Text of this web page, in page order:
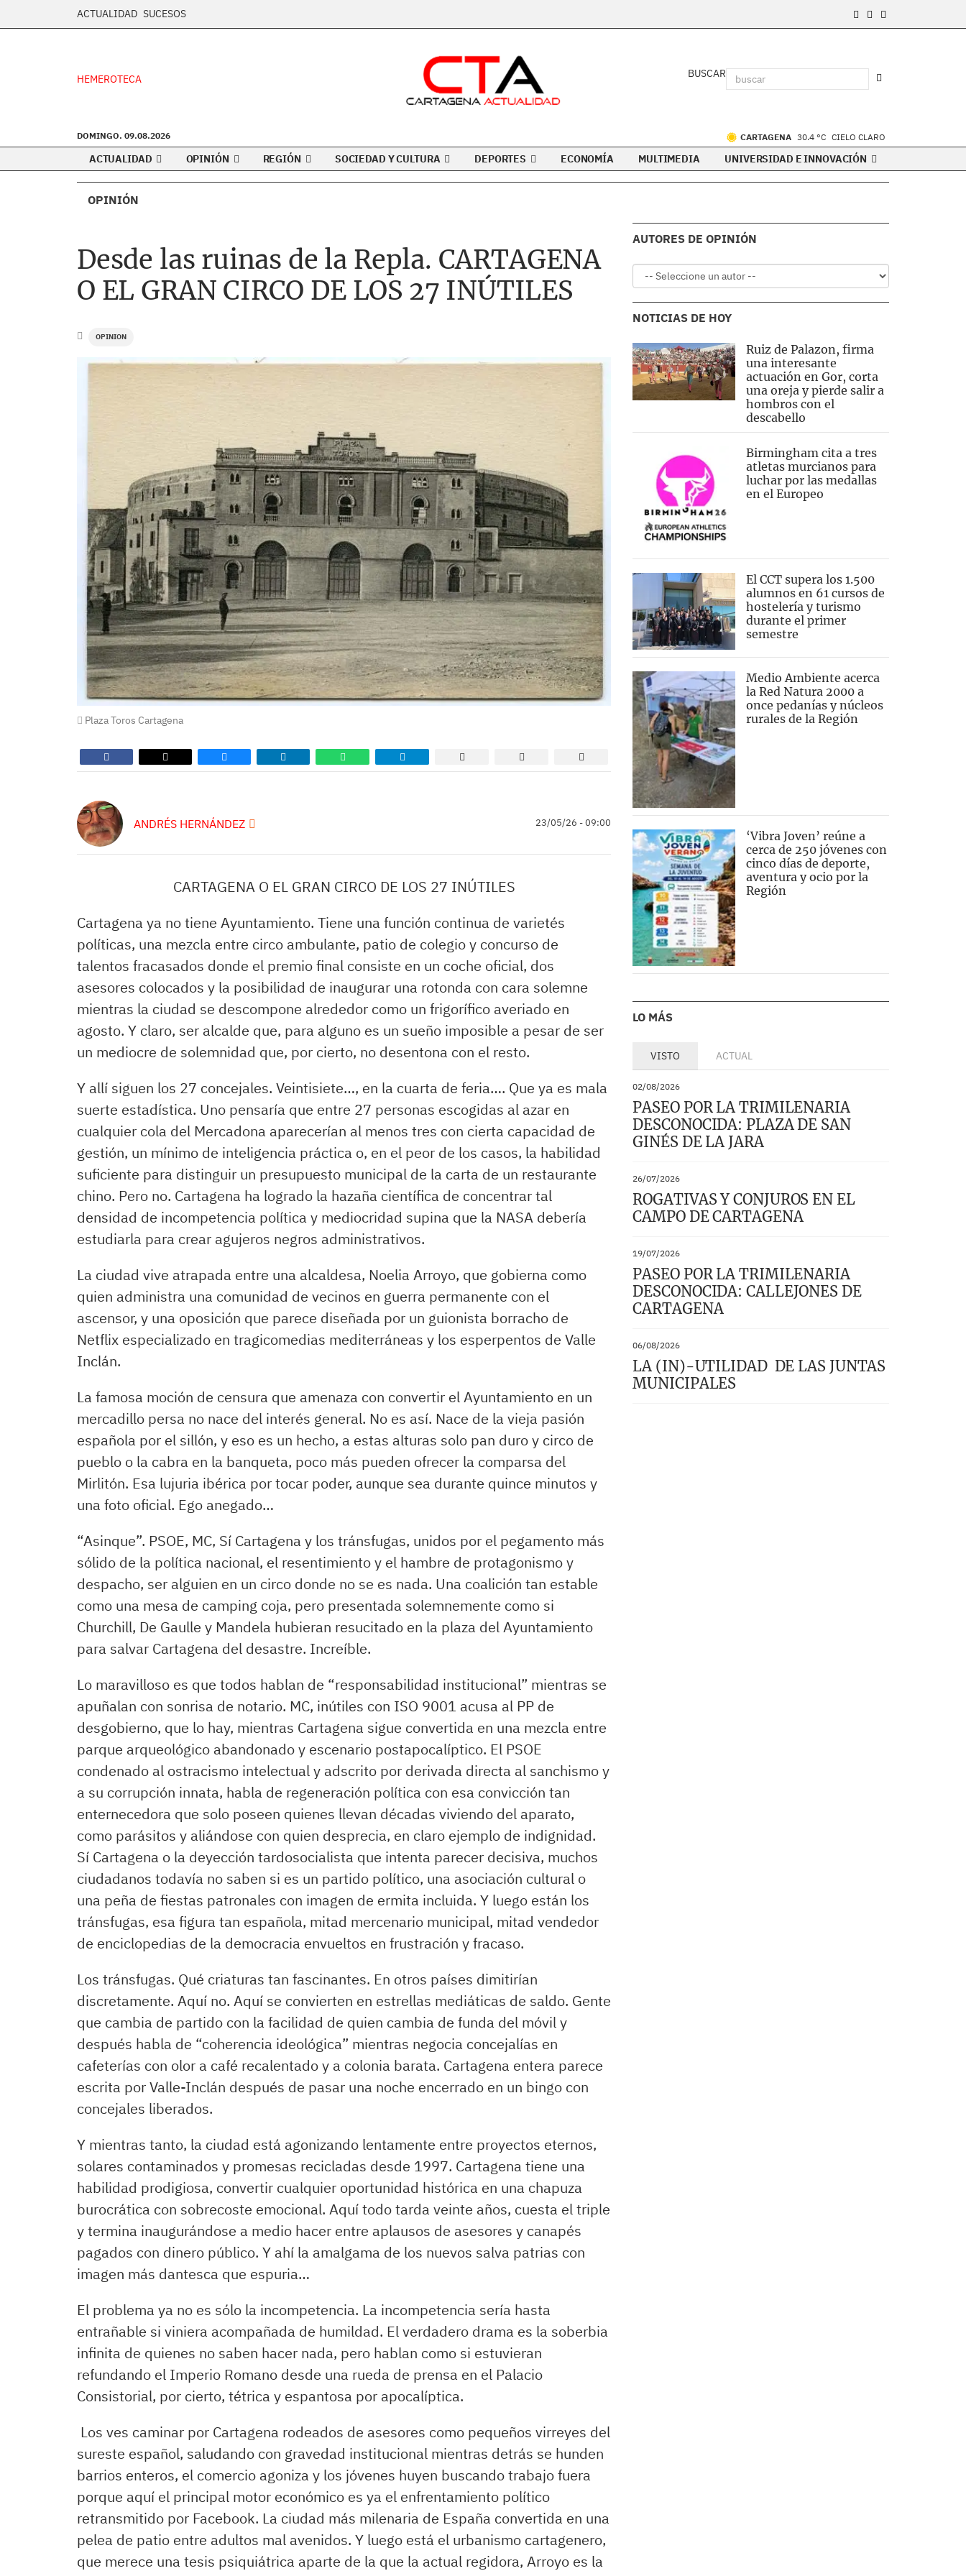
ACTUALIDAD SUCESOS
HEMEROTECA BUSCAR
DOMINGO. 09.08.2026 CARTAGENA 30.4 °C CIELO CLARO
ACTUALIDAD OPINIÓN REGIÓN SOCIEDAD Y CULTURA DEPORTES ECONOMÍA MULTIMEDIA UNIVERSIDAD E INNOVACIÓN
OPINIÓN
Desde las ruinas de la Repla. CARTAGENA
O EL GRAN CIRCO DE LOS 27 INÚTILES
OPINION
Plaza Toros Cartagena
ANDRÉS HERNÁNDEZ 23/05/26 - 09:00
CARTAGENA O EL GRAN CIRCO DE LOS 27 INÚTILES
Cartagena ya no tiene Ayuntamiento. Tiene una función continua de varietés
políticas, una mezcla entre circo ambulante, patio de colegio y concurso de
talentos fracasados donde el premio final consiste en un coche oficial, dos
asesores colocados y la posibilidad de inaugurar una rotonda con cara solemne
mientras la ciudad se descompone alrededor como un frigorífico averiado en
agosto. Y claro, ser alcalde que, para alguno es un sueño imposible a pesar de ser
un mediocre de solemnidad que, por cierto, no desentona con el resto.
Y allí siguen los 27 concejales. Veintisiete…, en la cuarta de feria…. Que ya es mala
suerte estadística. Uno pensaría que entre 27 personas escogidas al azar en
cualquier cola del Mercadona aparecerían al menos tres con cierta capacidad de
gestión, un mínimo de inteligencia práctica o, en el peor de los casos, la habilidad
suficiente para distinguir un presupuesto municipal de la carta de un restaurante
chino. Pero no. Cartagena ha logrado la hazaña científica de concentrar tal
densidad de incompetencia política y mediocridad supina que la NASA debería
estudiarla para crear agujeros negros administrativos.
La ciudad vive atrapada entre una alcaldesa, Noelia Arroyo, que gobierna como
quien administra una comunidad de vecinos en guerra permanente con el
ascensor, y una oposición que parece diseñada por un guionista borracho de
Netflix especializado en tragicomedias mediterráneas y los esperpentos de Valle
Inclán.
La famosa moción de censura que amenaza con convertir el Ayuntamiento en un
mercadillo persa no nace del interés general. No es así. Nace de la vieja pasión
española por el sillón, y eso es un hecho, a estas alturas solo pan duro y circo de
pueblo o la cabra en la banqueta, poco más pueden ofrecer la comparsa del
Mirlitón. Esa lujuria ibérica por tocar poder, aunque sea durante quince minutos y
una foto oficial. Ego anegado…
“Asinque”. PSOE, MC, Sí Cartagena y los tránsfugas, unidos por el pegamento más
sólido de la política nacional, el resentimiento y el hambre de protagonismo y
despacho, ser alguien en un circo donde no se es nada. Una coalición tan estable
como una mesa de camping coja, pero presentada solemnemente como si
Churchill, De Gaulle y Mandela hubieran resucitado en la plaza del Ayuntamiento
para salvar Cartagena del desastre. Increíble.
Lo maravilloso es que todos hablan de “responsabilidad institucional” mientras se
apuñalan con sonrisa de notario. MC, inútiles con ISO 9001 acusa al PP de
desgobierno, que lo hay, mientras Cartagena sigue convertida en una mezcla entre
parque arqueológico abandonado y escenario postapocalíptico. El PSOE
condenado al ostracismo intelectual y adscrito por derivada directa al sanchismo y
a su corrupción innata, habla de regeneración política con esa convicción tan
enternecedora que solo poseen quienes llevan décadas viviendo del aparato,
como parásitos y aliándose con quien desprecia, en claro ejemplo de indignidad.
Sí Cartagena o la deyección tardosocialista que intenta parecer decisiva, muchos
ciudadanos todavía no saben si es un partido político, una asociación cultural o
una peña de fiestas patronales con imagen de ermita incluida. Y luego están los
tránsfugas, esa figura tan española, mitad mercenario municipal, mitad vendedor
de enciclopedias de la democracia envueltos en frustración y fracaso.
Los tránsfugas. Qué criaturas tan fascinantes. En otros países dimitirían
discretamente. Aquí no. Aquí se convierten en estrellas mediáticas de saldo. Gente
que cambia de partido con la facilidad de quien cambia de funda del móvil y
después habla de “coherencia ideológica” mientras negocia concejalías en
cafeterías con olor a café recalentado y a colonia barata. Cartagena entera parece
escrita por Valle-Inclán después de pasar una noche encerrado en un bingo con
concejales liberados.
Y mientras tanto, la ciudad está agonizando lentamente entre proyectos eternos,
solares contaminados y promesas recicladas desde 1997. Cartagena tiene una
habilidad prodigiosa, convertir cualquier oportunidad histórica en una chapuza
burocrática con sobrecoste emocional. Aquí todo tarda veinte años, cuesta el triple
y termina inaugurándose a medio hacer entre aplausos de asesores y canapés
pagados con dinero público. Y ahí la amalgama de los nuevos salva patrias con
imagen más dantesca que espuria…
El problema ya no es sólo la incompetencia. La incompetencia sería hasta
entrañable si viniera acompañada de humildad. El verdadero drama es la soberbia
infinita de quienes no saben hacer nada, pero hablan como si estuvieran
refundando el Imperio Romano desde una rueda de prensa en el Palacio
Consistorial, por cierto, tétrica y espantosa por apocalíptica.
Los ves caminar por Cartagena rodeados de asesores como pequeños virreyes del
sureste español, saludando con gravedad institucional mientras detrás se hunden
barrios enteros, el comercio agoniza y los jóvenes huyen buscando trabajo fuera
porque aquí el principal motor económico es ya el enfrentamiento político
retransmitido por Facebook. La ciudad más milenaria de España convertida en una
pelea de patio entre adultos mal avenidos. Y luego está el urbanismo cartagenero,
que merece una tesis psiquiátrica aparte de la que la actual regidora, Arroyo es la
AUTORES DE OPINIÓN
NOTICIAS DE HOY
Ruiz de Palazon, firma
una interesante
actuación en Gor, corta
una oreja y pierde salir a
hombros con el
descabello
Birmingham cita a tres
atletas murcianos para
luchar por las medallas
en el Europeo
El CCT supera los 1.500
alumnos en 61 cursos de
hostelería y turismo
durante el primer
semestre
Medio Ambiente acerca
la Red Natura 2000 a
once pedanías y núcleos
rurales de la Región
‘Vibra Joven’ reúne a
cerca de 250 jóvenes con
cinco días de deporte,
aventura y ocio por la
Región
LO MÁS
VISTO ACTUAL
02/08/2026
PASEO POR LA TRIMILENARIA
DESCONOCIDA: PLAZA DE SAN
GINÉS DE LA JARA
26/07/2026
ROGATIVAS Y CONJUROS EN EL
CAMPO DE CARTAGENA
19/07/2026
PASEO POR LA TRIMILENARIA
DESCONOCIDA: CALLEJONES DE
CARTAGENA
06/08/2026
LA (IN)-UTILIDAD DE LAS JUNTAS
MUNICIPALES